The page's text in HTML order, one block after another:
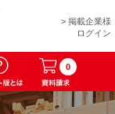
> 掲載企業様
ログイン
0